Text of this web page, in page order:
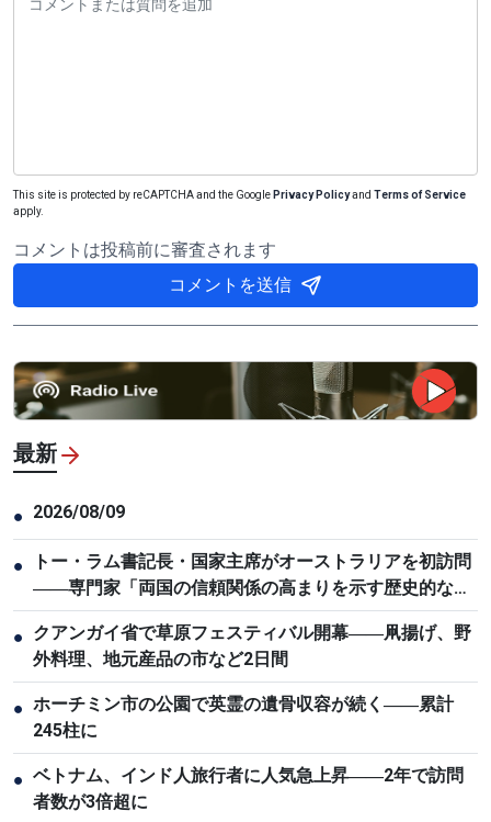
This site is protected by reCAPTCHA and the Google Privacy Policyand Terms of Service
apply.
コメントは投稿前に審査されます
コメントを送信
最新
● 2026/08/09
●
トー・ラム書記長・国家主席がオーストラリアを初訪問
――専門家「両国の信頼関係の高まりを示す歴史的な節
目」
● クアンガイ省で草原フェスティバル開幕――凧揚げ、野
外料理、地元産品の市など2日間
● ホーチミン市の公園で英霊の遺骨収容が続く――累計
245柱に
● ベトナム、インド人旅行者に人気急上昇――2年で訪問
者数が3倍超に